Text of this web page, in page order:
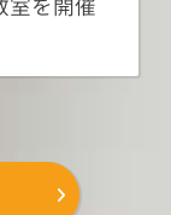
室を開催